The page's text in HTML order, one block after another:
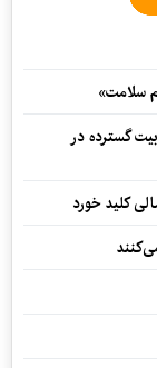
گسترده در
کلید خورد